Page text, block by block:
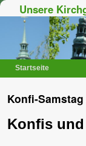
Unsere
Startseite
Konfi-Samstag
Konfis